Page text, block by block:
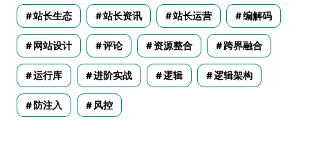
站长生态 站长资讯 站长运营 编解码
网站设计 评论 资源整合 跨界融合
运行库 进阶实战 逻辑 逻辑架构
防注入 风控